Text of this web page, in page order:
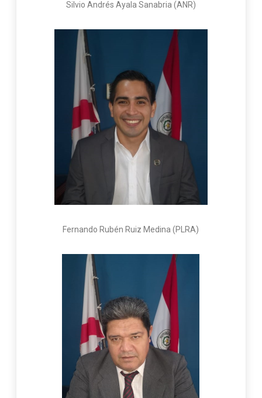
Silvio Andrés Ayala Sanabria (ANR)
Fernando Rubén Ruiz Medina (PLRA)